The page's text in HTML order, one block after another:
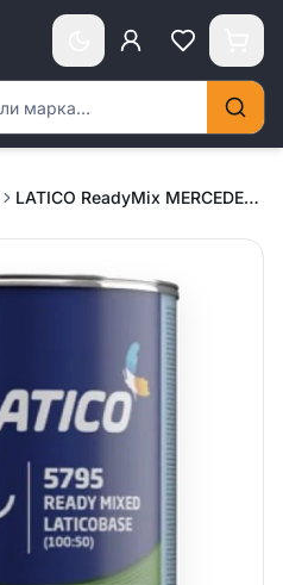
LATICO ReadyMix MERCEDES /197/ new – 1л